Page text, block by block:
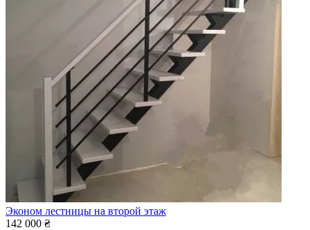
Эконом лестницы на второй этаж
142 000 ₴